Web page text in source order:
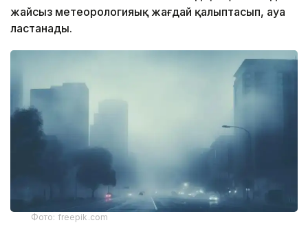
жайсыз метеорологияық жағдай қалыптасып, ауа
ластанады.
Фото: freepik.com